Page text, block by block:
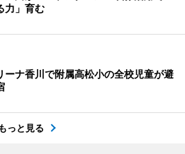
力」育む
ーナ香川で附属高松小の全校児童が避
もっと見る